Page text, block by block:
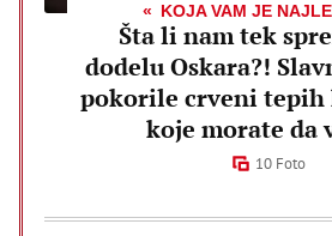
KOJA VAM JE
Šta li nam tek
dodelu Oskara?!
pokorile crveni tepih
koje morate da
10 Foto